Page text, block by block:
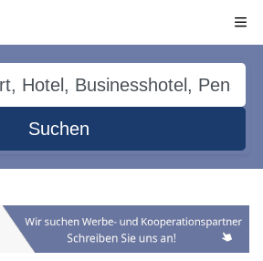
Suchen